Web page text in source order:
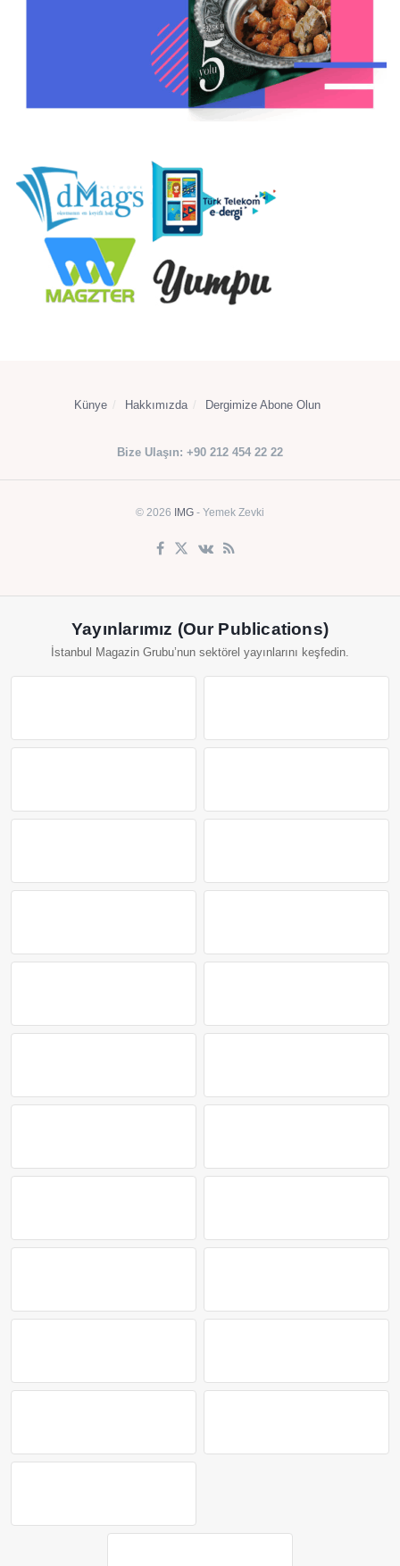
Künye Hakkımızda Dergimize Abone Olun
Bize Ulaşın: +90 212 454 22 22
© 2026 IMG - Yemek Zevki
Yayınlarımız (Our Publications)
İstanbul Magazin Grubu’nun sektörel yayınlarını keşfedin.